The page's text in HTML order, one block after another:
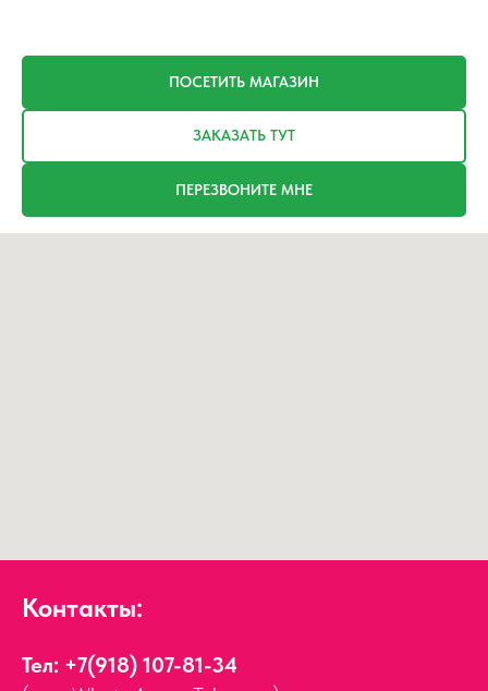
ПОСЕТИТЬ МАГАЗИН
ЗАКАЗАТЬ ТУТ
ПЕРЕЗВОНИТЕ МНЕ
Контакты:
Тел: +7(918) 107-81-34